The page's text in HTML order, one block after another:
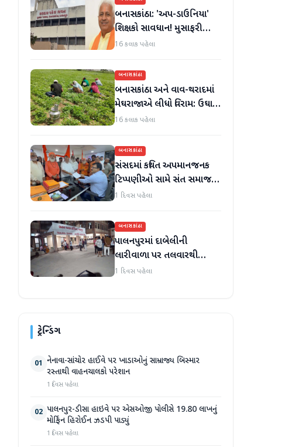
બનાસકાંઠા: 'અપ-ડાઉનિયા'
શિક્ષકો સાવધાન! મુસાફરી
કરતા શિક્ષકો સામે તવાઈ હાથ
16 કલાક પહેલા
બનાસકાંઠા
બનાસકાંઠા અને વાવ-થરાદમાં
મેઘરાજાએ લીધો વિરામ: ઉઘાડ
નીકળતાં ખેડૂતોમાં આનંદનો
16 કલાક પહેલા
બનાસકાંઠા
સંસદમાં કથિત અપમાનજનક
ટિપ્પણીઓ સામે સંત સમાજમાં
રોષ: પાલનપુરમાં VHP સાથે
આવેદનપત્ર આપ્યું
1 દિવસ પહેલા
બનાસકાંઠા
પાલનપુરમાં દાબેલીની
લારીવાળા પર તલવારથી
હુમલો: બે ઈજાગ્રસ્ત, આરોપી
1 દિવસ પહેલા
ટ્રેન્ડિંગ
01 નેનાવા-સાંચોર હાઈવે પર ખાડાઓનું સામ્રાજ્ય બિસ્માર
રસ્તાથી વાહનચાલકો પરેશાન
1 દિવસ પહેલા
02 પાલનપુર-ડીસા હાઇવે પર એસઓજી પોલીસે 19.80 લાખનું
મોર્ફિન હિરોઈન ઝડપી પાડ્યું
1 દિવસ પહેલા